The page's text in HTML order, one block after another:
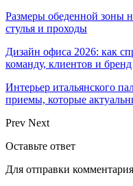
Размеры обеденной зоны
стулья и проходы
Дизайн офиса 2026: как
команду, клиентов и бренд
Интерьер итальянского
приемы, которые
Prev Next
Оставьте ответ
Для отправки